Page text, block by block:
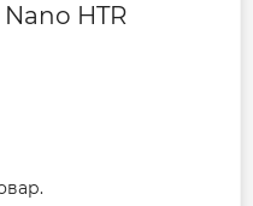
Nano HTR